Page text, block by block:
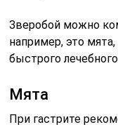
Зверобой можно
например, это
быстрого
Мята
При гастрите